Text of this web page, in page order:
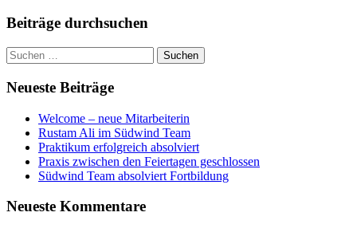
Beiträge durchsuchen
Suchen
nach:
Neueste Beiträge
Welcome – neue Mitarbeiterin
Rustam Ali im Südwind Team
Praktikum erfolgreich absolviert
Praxis zwischen den Feiertagen geschlossen
Südwind Team absolviert Fortbildung
Neueste Kommentare